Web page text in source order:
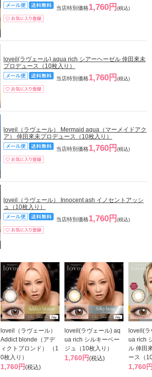
当店特別価格1,760円 (税込)
loveil(ラヴェール) aqua rich シアーヘーゼル 倖田來未
プロデュース（10枚入り）
当店特別価格1,760円 (税込)
loveil（ラヴェール） Mermaid aqua（マーメイドアク
ア） 倖田來未プロデュース（10枚入り）
当店特別価格1,760円 (税込)
loveil（ラヴェール） Innocent ash イノセントアッシ
ュ（10枚入り）
当店特別価格1,760円 (税込)
loveil（ラヴェール）
Addict blonde（アデ
ィクトブロンド） （1
0枚入り）
1,760円(税込)
loveil(ラヴェール) aq
ua rich シルキーベー
ジュ（10枚入り）
1,760円(税込)
loveil(ラ
ua rich
ル 倖田
ース（
1,760